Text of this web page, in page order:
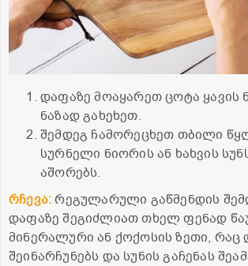
დაფაზე მოაყარეთ ცოტა ყავის
ნაზად გახეხეთ.
შემდეგ ჩამორეცხეთ თბილი
სურნელი ნიორის ან ხახვის
აშორებს.
რჩევა:რეგულარული გაწმენდის
დაფაზე შეგიძლიათ თხელ ფენად
მინერალური ან ქოქოსის ზეთი, რაც
შეინარჩუნებს და სუნის გაჩენას